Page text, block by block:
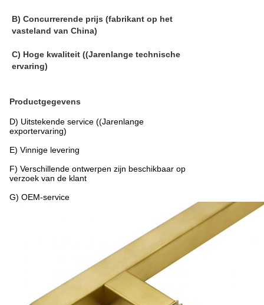
B) Concurrerende prijs (fabrikant op het
vasteland van China)
C) Hoge kwaliteit ((Jarenlange technische
ervaring)
Productgegevens
D) Uitstekende service ((Jarenlange
exportervaring)
E) Vinnige levering
F) Verschillende ontwerpen zijn beschikbaar op
verzoek van de klant
G) OEM-service